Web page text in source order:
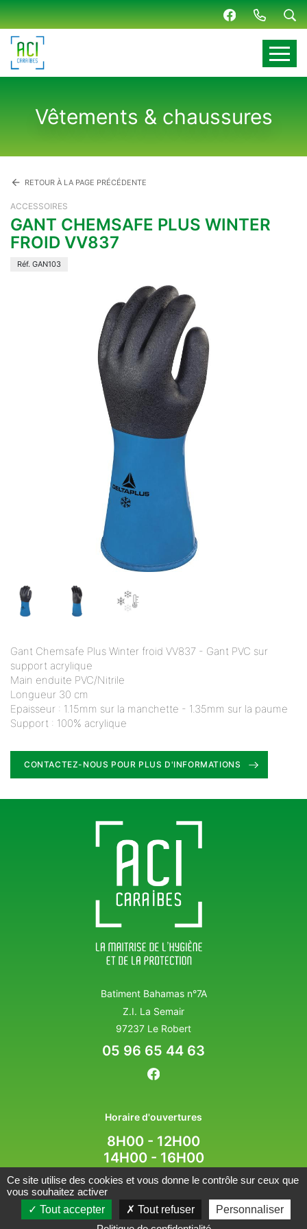
Vêtements & chaussures
arrow_back RETOUR À LA PAGE PRÉCÉDENTE
ACCESSOIRES
GANT CHEMSAFE PLUS WINTER
FROID VV837
Réf. GAN103
Gant Chemsafe Plus Winter froid VV837 - Gant PVC sur
support acrylique
Main enduite PVC/Nitrile
Longueur 30 cm
Epaisseur : 1.15mm sur la manchette - 1.35mm sur la paume
Support : 100% acrylique
CONTACTEZ-NOUS POUR PLUS D'INFORMATIONS
Batiment Bahamas n°7A
Z.I. La Semair
97237 Le Robert
05 96 65 44 63
Horaire d'ouvertures
8H00 - 12H00
14H00 - 16H00
MENTIONS LÉGALES
POLITIQUE DE CONFIDENTIALITÉ
INFORMATIONS SUR LES COOKIES
Panneau de gestion des cookies
Ce site utilise des cookies et vous donne le contrôle sur ceux que
vous souhaitez activer
Tout accepter
Tout refuser
Personnaliser